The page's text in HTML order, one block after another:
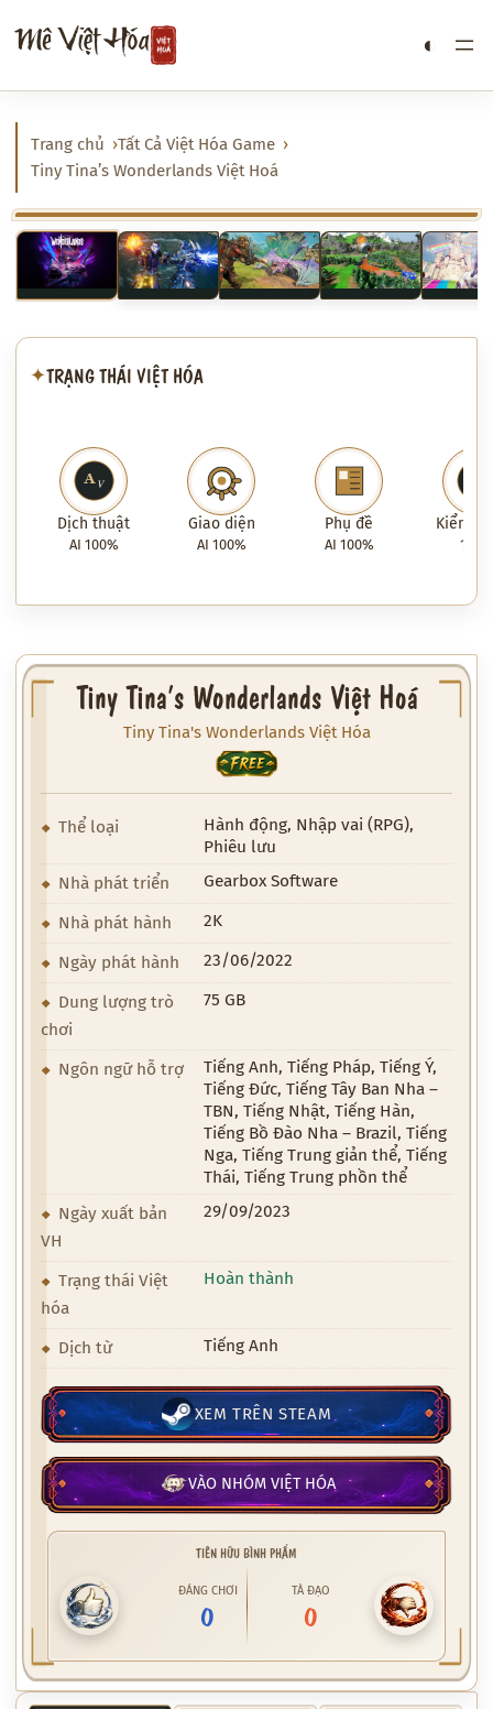
đến
nội
dung
Mê Việt Hóa ◐
Trang chủ
Tất Cả Việt Hóa Game
Tiny Tina’s Wonderlands Việt Hoá
‹ ›
✦TRẠNG THÁI VIỆT HÓA
Dịch thuật
AI 100%
Giao diện
AI 100%
Phụ đề
AI 100%
Kiểm
100%
Tiny Tina’s Wonderlands Việt Hoá
Tiny Tina's Wonderlands Việt Hóa
FREE
Thể loại
Hành động, Nhập vai (RPG),
Phiêu lưu
Nhà phát triển
Gearbox Software
Nhà phát hành 2K
Ngày phát hành 23/06/2022
Dung lượng trò
chơi
75 GB
Ngôn ngữ hỗ trợ
Tiếng Anh, Tiếng Pháp, Tiếng Ý,
Tiếng Đức, Tiếng Tây Ban Nha –
TBN, Tiếng Nhật, Tiếng Hàn,
Tiếng Bồ Đào Nha – Brazil, Tiếng
Nga, Tiếng Trung giản thể, Tiếng
Thái, Tiếng Trung phồn thể
Ngày xuất bản
VH
29/09/2023
Trạng thái Việt
hóa
Hoàn thành
Dịch từ Tiếng Anh
XEM TRÊN STEAM
VÀO NHÓM VIỆT HÓA
TIÊN HỮU BÌNH PHẨM
ĐÁNG CHƠI
0
TÀ ĐẠO
0